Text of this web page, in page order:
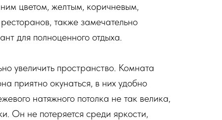
цветом, желтым, коричневым,
также замечательно
для полноценного отдыха.
увеличить пространство. Комната
приятно окунаться, в них удобно
натяжного потолка не так велика,
Он не потеряется среди яркости,